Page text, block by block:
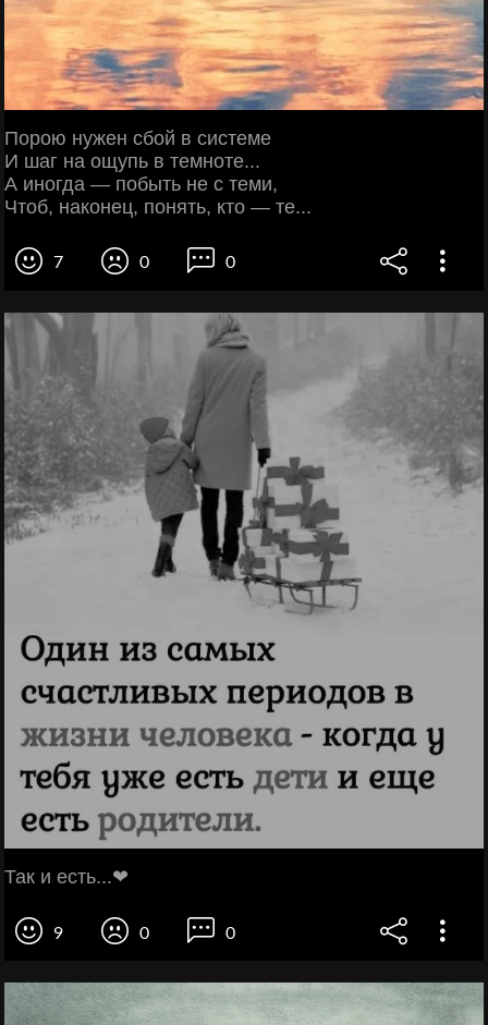
Порою нужен сбой в системе
И шаг на ощупь в темноте...
А иногда — побыть не с теми,
Чтоб, наконец, понять, кто — те...
7 0 0
Так и есть...❤
9 0 0